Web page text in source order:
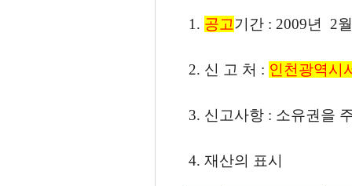
1. 공고기간 : 2009년 2
2. 신 고 처 : 인천광역시
3. 신고사항 : 소유권을
4. 재산의 표시